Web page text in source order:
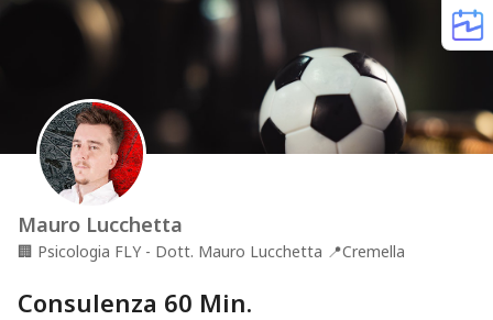
Mauro Lucchetta
🏢 Psicologia FLY - Dott. Mauro Lucchetta 📍Cremella
Consulenza 60 Min.